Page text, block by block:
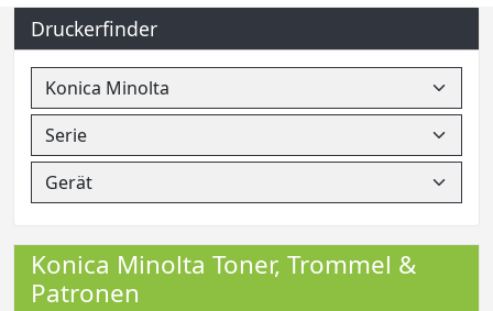
Druckerfinder
Konica Minolta Toner, Trommel &
Patronen